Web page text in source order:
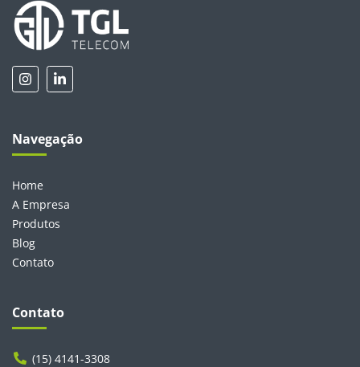
Navegação
Home
A Empresa
Produtos
Blog
Contato
Contato
(15) 4141-3308